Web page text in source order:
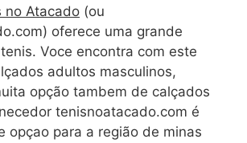
no Atacado (ou
oferece uma grande
Voce encontra com este
adultos masculinos,
opção tambem de calçados
tenisnoatacado.com é
opçao para a região de minas